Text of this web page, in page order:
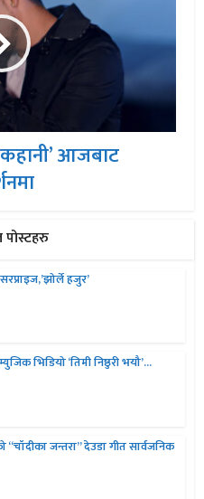
कहानी’ आजबाट
पोस्टहरु
हजुर’
भिडियो ‘तिमी निष्ठुरी भयौ’...
“चॉदीका जन्तरा” देउडा गीत सार्वजनिक